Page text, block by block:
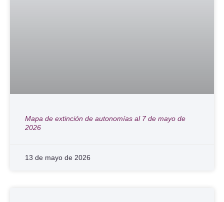
Mapa de extinción de autonomías al 7 de mayo de
2026
13 de mayo de 2026